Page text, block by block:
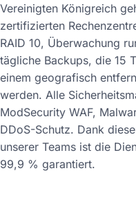
Vereinigten Königreich
zertifizierten
RAID 10, Überwachung
tägliche Backups, die 15
einem geografisch
werden. Alle
ModSecurity WAF,
DDoS-Schutz. Dank
unserer Teams ist die
99,9 % garantiert.